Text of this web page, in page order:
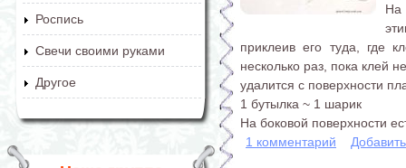
Роспись
Свечи своими руками
Другое
На
приклеив его туда, где
несколько раз, пока клей
удалится с поверхности
1 бутылка ~ 1 шарик
На боковой поверхности
1 комментарий